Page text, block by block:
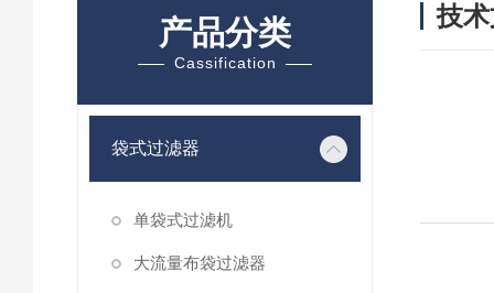
产品分类
Cassification
袋式过滤器
单袋式过滤机
大流量布袋过滤器
技